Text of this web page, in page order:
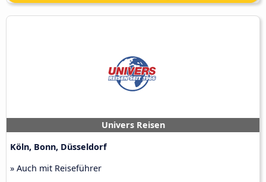
Univers Reisen
Köln, Bonn, Düsseldorf
» Auch mit Reiseführer